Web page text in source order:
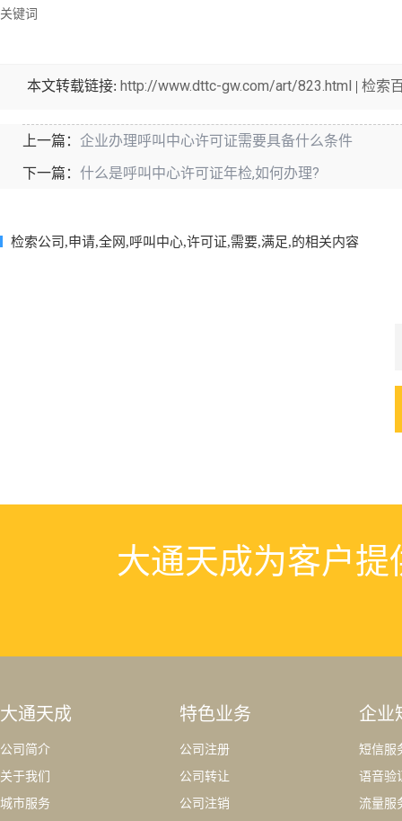
关键词
本文转载链接: http://www.dttc-gw.com/art/823.html | 检索
上一篇： 企业办理呼叫中心许可证需要具备什么条件
下一篇： 什么是呼叫中心许可证年检,如何办理?
检索公司,申请,全网,呼叫中心,许可证,需要,满足,的相关内容
大通天成为客户
大通天成
公司简介
关于我们
城市服务
特色业务
公司注册
公司转让
公司注销
企业
短信服
语音验
流量服